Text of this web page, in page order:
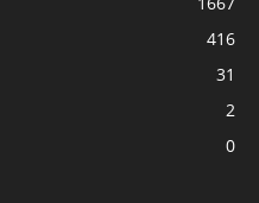
416
31
2
0